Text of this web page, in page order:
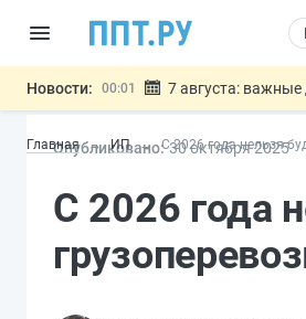
Новости: 00:01 7 августа:
06.08 Подписан указ об
06.08
Важно
Главная ИП С 2026 года нельзя
Опубликовано: 30 октября2025
С 2026 года